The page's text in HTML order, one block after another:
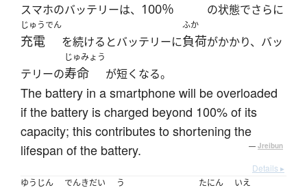
スマホのバッテリーは、 100％ の状態でさらに
じゅうでん
充電 を続けるとバッテリーに
ふか
負荷がかかり、バッ
テリーの
じゅみょう
寿命 が短くなる。
The battery in a smartphone will be overloaded
if the battery is charged beyond 100% of its
capacity; this contributes to shortening the
lifespan of the battery.
— Jreibun
Details ▸
ゆうじん
でんきだい う たにん いえ